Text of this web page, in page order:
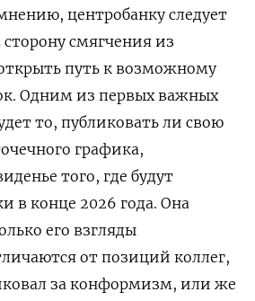
центробанку следует
смягчения из
путь к возможному
Одним из первых важных
то, публиковать ли свою
графика,
того, где будут
в конце 2026 года. Она
его ‌взгляды
от позиций коллег,
за конформизм, или же